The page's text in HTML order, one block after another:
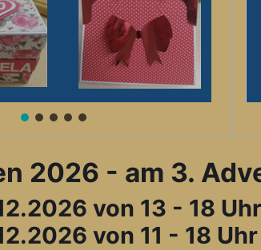
2026 - am 3.
von 13 - 18 Uhr
von 11 - 18 Uhr